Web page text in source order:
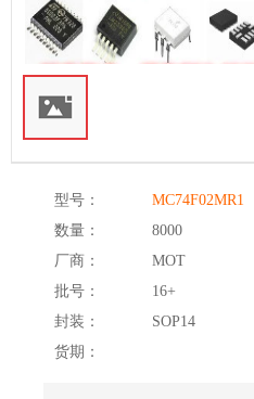
型号：
MC74F02MR1
数量：
8000
厂商：
MOT
批号：
16+
封装：
SOP14
货期：